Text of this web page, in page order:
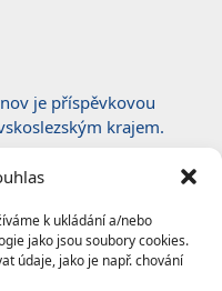
k ukládání a/nebo
jako jsou soubory cookies.
údaje, jako je např. chování
je příspěvkovou
krajem.
50001:2019